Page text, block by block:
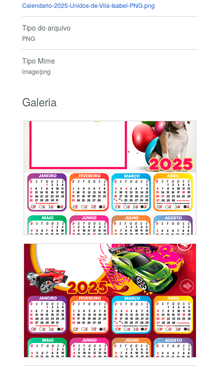
Calendario-2025-Unidos-de-Vila-Isabel-PNG.png
Tipo do arquivo
PNG
Tipo Mime
image/png
Galeria